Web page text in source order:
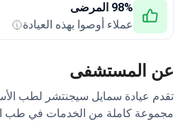
98% المرضى
عملاء أوصوا بهذه العيادة
عن المستشفى
تقدم عيادة سمايل سيجنتشر لطب
مجموعة كاملة من الخدمات في طب